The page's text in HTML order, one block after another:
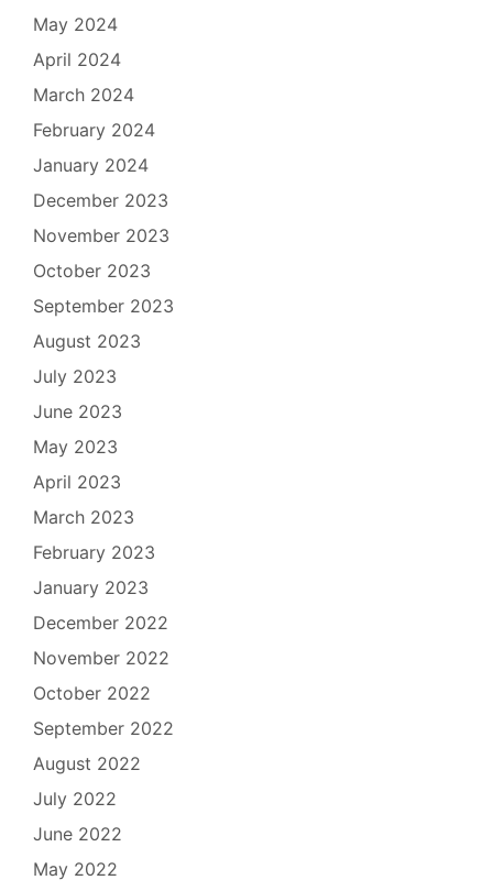
May 2024
April 2024
March 2024
February 2024
January 2024
December 2023
November 2023
October 2023
September 2023
August 2023
July 2023
June 2023
May 2023
April 2023
March 2023
February 2023
January 2023
December 2022
November 2022
October 2022
September 2022
August 2022
July 2022
June 2022
May 2022